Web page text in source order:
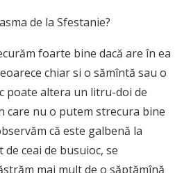
de la Sfestanie?
foarte bine dacă are în ea
chiar si o sămîntă sau o
poate altera un litru-doi de
care nu o putem strecura bine
că este galbenă la
ceai de busuioc, se
mai mult de o săptămînă